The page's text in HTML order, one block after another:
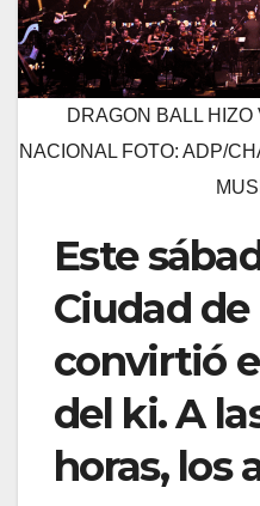
DRAGON BALL
NACIONAL FOTO: ADP/
Este
Ciudad
convirtió
del ki. A
horas, los